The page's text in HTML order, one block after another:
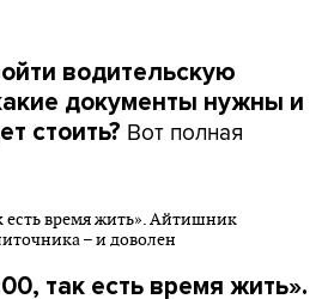
водительскую
документы нужны и
стоить? Вот полная
так есть время жить».